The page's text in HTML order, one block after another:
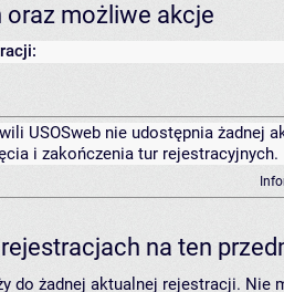
oraz możliwe akcje
USOSweb nie udostępnia żadnej
i zakończenia tur rejestracyjnych.
na ten
do żadnej aktualnej rejestracji. Nie